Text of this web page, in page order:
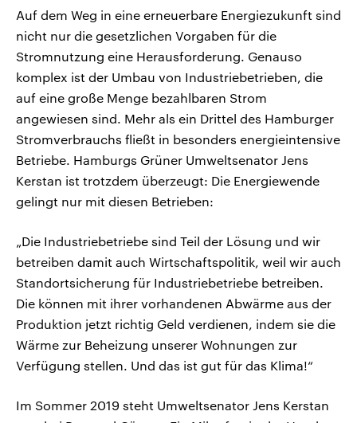
Auf dem Weg in eine erneuerbare Energiezukunft sind
nicht nur die gesetzlichen Vorgaben für die
Stromnutzung eine Herausforderung. Genauso
komplex ist der Umbau von Industriebetrieben, die
auf eine große Menge bezahlbaren Strom
angewiesen sind. Mehr als ein Drittel des Hamburger
Stromverbrauchs fließt in besonders energieintensive
Betriebe. Hamburgs Grüner Umweltsenator Jens
Kerstan ist trotzdem überzeugt: Die Energiewende
gelingt nur mit diesen Betrieben:
„Die Industriebetriebe sind Teil der Lösung und wir
betreiben damit auch Wirtschaftspolitik, weil wir auch
Standortsicherung für Industriebetriebe betreiben.
Die können mit ihrer vorhandenen Abwärme aus der
Produktion jetzt richtig Geld verdienen, indem sie die
Wärme zur Beheizung unserer Wohnungen zur
Verfügung stellen. Und das ist gut für das Klima!“
Im Sommer 2019 steht Umweltsenator Jens Kerstan